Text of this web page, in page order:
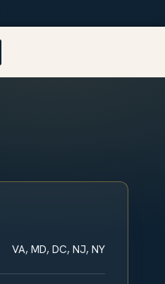
VA, MD, DC, NJ, NY